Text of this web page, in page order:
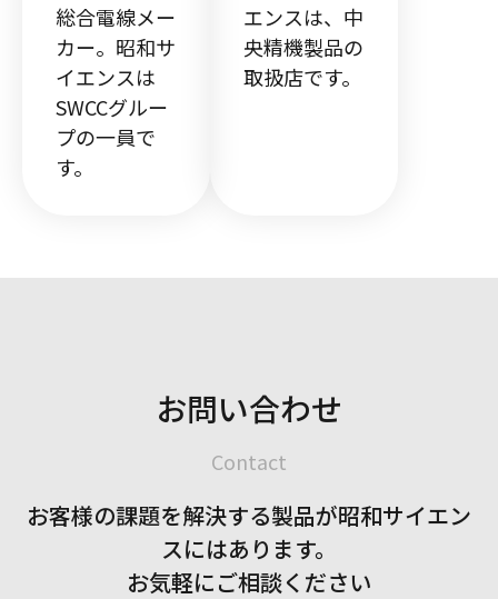
総合電線メー
カー。昭和サ
イエンスは
SWCCグルー
プの一員で
す。
エンスは、中
央精機製品の
取扱店です。
お問い合わせ
Contact
お客様の課題を解決する製品が昭和サイエン
スにはあります。
お気軽にご相談ください